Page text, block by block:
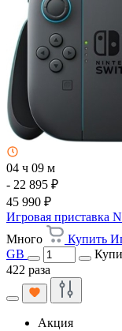
04 ч 09 м
- 22 895 ₽
45 990 ₽
Игровая приставка
Много
Купить
GB
422 раза
Акция